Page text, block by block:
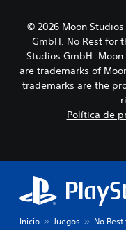
© 2026 Moon
GmbH. No Rest for
Studios GmbH.
are trademarks of
trademarks are the
Política de
Inicio Juegos No